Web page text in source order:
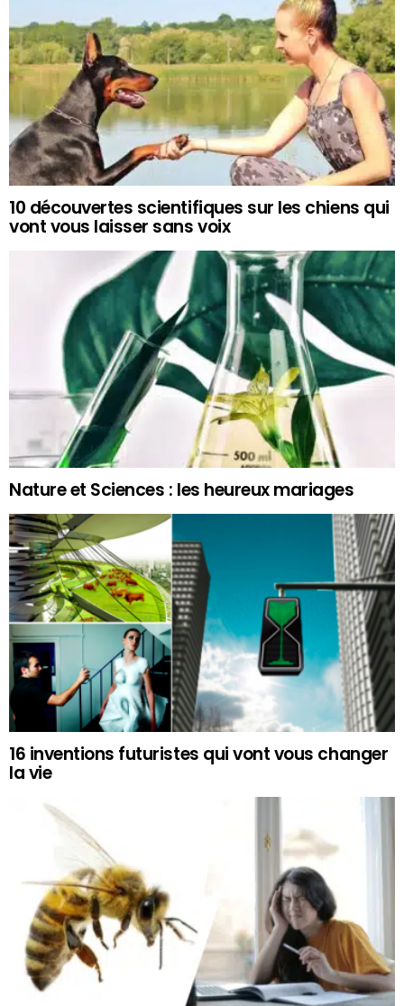
10 découvertes scientifiques sur les chiens qui
vont vous laisser sans voix
Nature et Sciences : les heureux mariages
16 inventions futuristes qui vont vous changer
la vie